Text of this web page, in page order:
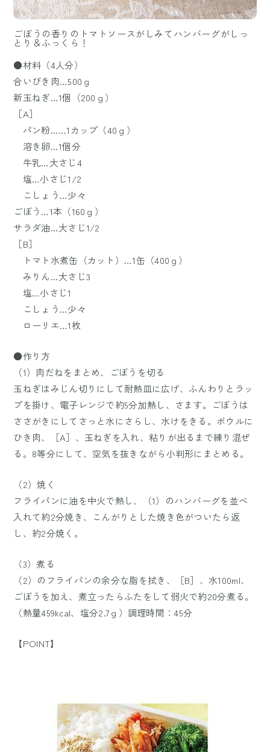
ごぼうの香りのトマトソースがしみてハンバーグがしっ
とり＆ふっくら！
●材料（4人分）
合いびき肉…500ｇ
新玉ねぎ…1個（200ｇ）
［A］
パン粉……1カップ（40ｇ）
溶き卵…1個分
牛乳…大さじ4
塩…小さじ1/2
こしょう…少々
ごぼう…1本（160ｇ）
サラダ油…大さじ1/2
［B］
トマト水煮缶（カット）…1缶（400ｇ）
みりん…大さじ3
塩…小さじ1
こしょう…少々
ローリエ…1枚
●作り方
（1）肉だねをまとめ、ごぼうを切る
玉ねぎはみじん切りにして耐熱皿に広げ、ふんわりとラッ
プを掛け、電子レンジで約5分加熱し、さます。ごぼうは
ささがきにしてさっと水にさらし、水けをきる。ボウルに
ひき肉、［A］、玉ねぎを入れ、粘りが出るまで練り混ぜ
る。8等分にして、空気を抜きながら小判形にまとめる。
（2）焼く
フライパンに油を中火で熱し、（1）のハンバーグを並べ
入れて約2分焼き、こんがりとした焼き色がついたら返
し、約2分焼く。
（3）煮る
（2）のフライパンの余分な脂を拭き、［B］、水100ml、
ごぼうを加え、煮立ったらふたをして弱火で約20分煮る。
（熱量459kcal、塩分2.7ｇ）調理時間：45分
【POINT】